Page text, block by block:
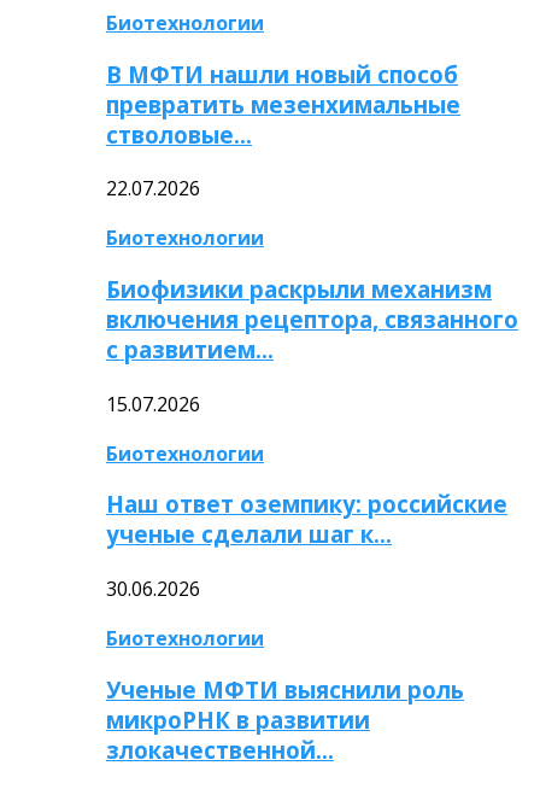
Биотехнологии
В МФТИ нашли новый способ
превратить мезенхимальные
стволовые…
22.07.2026
Биотехнологии
Биофизики раскрыли механизм
включения рецептора, связанного
с развитием…
15.07.2026
Биотехнологии
Наш ответ оземпику: российские
ученые сделали шаг к…
30.06.2026
Биотехнологии
Ученые МФТИ выяснили роль
микроРНК в развитии
злокачественной…